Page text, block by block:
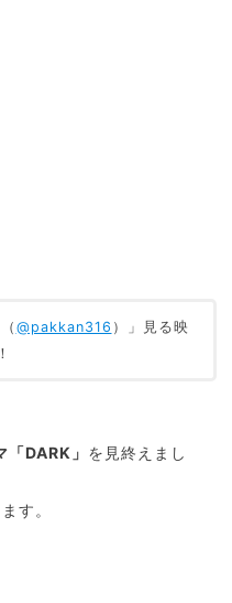
@pakkan316 ）」見る映
DARK」 を見終えまし
す。